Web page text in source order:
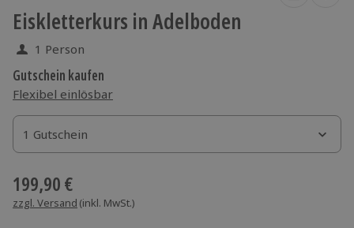
Eiskletterkurs in Adelboden
1 Person
Gutschein kaufen
Flexibel einlösbar
1 Gutschein
1 Gutschein
1 Gutschein
199,90 €
zzgl. Versand (inkl. MwSt.)